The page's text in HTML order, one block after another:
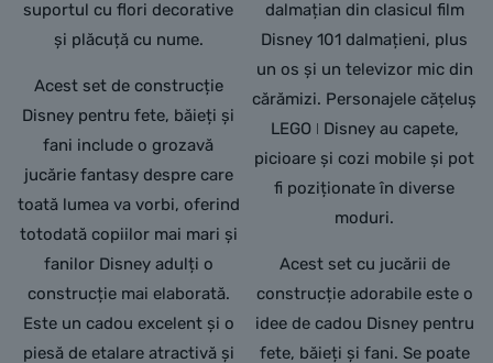
suportul cu flori decorative
și plăcuță cu nume.
Acest set de construcție
Disney pentru fete, băieți și
fani include o grozavă
jucărie fantasy despre care
toată lumea va vorbi, oferind
totodată copiilor mai mari și
fanilor Disney adulți o
construcție mai elaborată.
Este un cadou excelent și o
piesă de etalare atractivă și
dalmațian din clasicul film
Disney 101 dalmațieni, plus
un os și un televizor mic din
cărămizi. Personajele cățeluș
LEGO ǀ Disney au capete,
picioare și cozi mobile și pot
fi poziționate în diverse
moduri.
Acest set cu jucării de
construcție adorabile este o
idee de cadou Disney pentru
fete, băieți și fani. Se poate